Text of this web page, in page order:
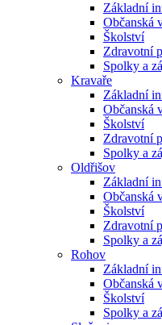
Základní
Občanská
Školství
Zdravotní
Spolky a
Kravaře
Základní
Občanská
Školství
Zdravotní
Spolky a
Oldřišov
Základní
Občanská
Školství
Zdravotní
Spolky a
Rohov
Základní
Občanská
Školství
Spolky a